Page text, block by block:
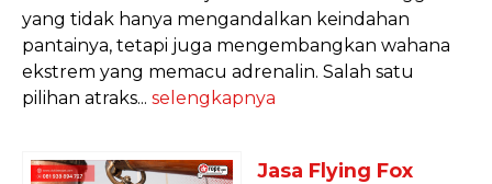
yang tidak hanya mengandalkan keindahan
pantainya, tetapi juga mengembangkan wahana
ekstrem yang memacu adrenalin. Salah satu
pilihan atraks... selengkapnya
Jasa Flying Fox